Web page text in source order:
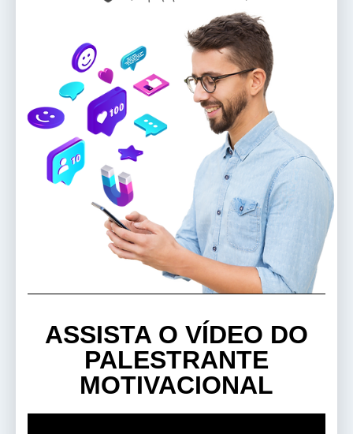
ASSISTA O VÍDEO DO
PALESTRANTE
MOTIVACIONAL